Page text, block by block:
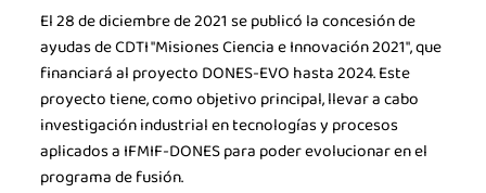
El 28 de diciembre de 2021 se publicó la concesión de
ayudas de CDTI "Misiones Ciencia e Innovación 2021", que
financiará al proyecto DONES-EVO hasta 2024. Este
proyecto tiene, como objetivo principal, llevar a cabo
investigación industrial en tecnologías y procesos
aplicados a IFMIF-DONES para poder evolucionar en el
programa de fusión.